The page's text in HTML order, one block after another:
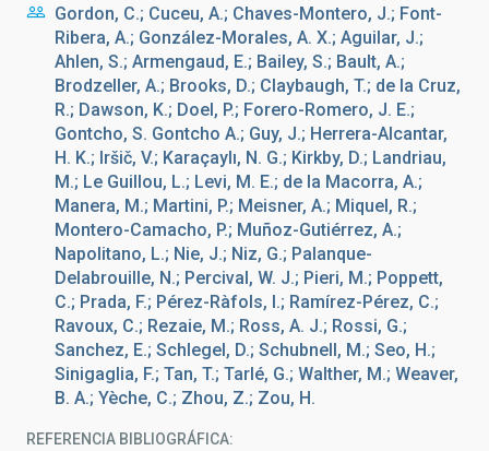
Gordon, C.; Cuceu, A.; Chaves-Montero, J.; Font-
Ribera, A.; González-Morales, A. X.; Aguilar, J.;
Ahlen, S.; Armengaud, E.; Bailey, S.; Bault, A.;
Brodzeller, A.; Brooks, D.; Claybaugh, T.; de la Cruz,
R.; Dawson, K.; Doel, P.; Forero-Romero, J. E.;
Gontcho, S. Gontcho A.; Guy, J.; Herrera-Alcantar,
H. K.; Iršič, V.; Karaçaylı, N. G.; Kirkby, D.; Landriau,
M.; Le Guillou, L.; Levi, M. E.; de la Macorra, A.;
Manera, M.; Martini, P.; Meisner, A.; Miquel, R.;
Montero-Camacho, P.; Muñoz-Gutiérrez, A.;
Napolitano, L.; Nie, J.; Niz, G.; Palanque-
Delabrouille, N.; Percival, W. J.; Pieri, M.; Poppett,
C.; Prada, F.; Pérez-Ràfols, I.; Ramírez-Pérez, C.;
Ravoux, C.; Rezaie, M.; Ross, A. J.; Rossi, G.;
Sanchez, E.; Schlegel, D.; Schubnell, M.; Seo, H.;
Sinigaglia, F.; Tan, T.; Tarlé, G.; Walther, M.; Weaver,
B. A.; Yèche, C.; Zhou, Z.; Zou, H.
REFERENCIA BIBLIOGRÁFICA